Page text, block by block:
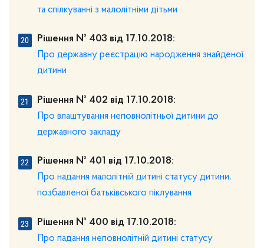
та спілкуванні з малолітніми дітьми
Рішення № 403 від 17.10.2018:
Про державну реєстрацію народження знайденої
дитини
Рішення № 402 від 17.10.2018:
Про влаштування неповнолітньої дитини до
державного закладу
Рішення № 401 від 17.10.2018:
Про надання малолітній дитині статусу дитини,
позбавленої батьківського піклування
Рішення № 400 від 17.10.2018:
Про падання неповнолітній дитині статусу